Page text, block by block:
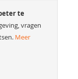
te
vragen
Meer